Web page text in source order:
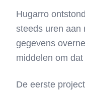
Hugarro
steeds uren aan
gegevens
middelen om
De eerste